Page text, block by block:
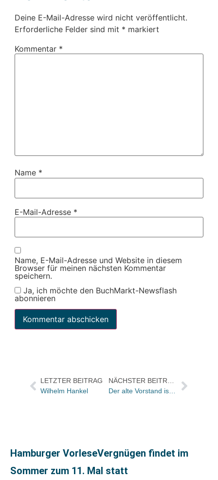
Deine E-Mail-Adresse wird nicht veröffentlicht.
Erforderliche Felder sind mit * markiert
Kommentar *
Name *
E-Mail-Adresse *
Name, E-Mail-Adresse und Website in diesem
Browser für meinen nächsten Kommentar
speichern.
Ja, ich möchte den BuchMarkt-Newsflash
abonnieren
LETZTER BEITRAG
Wilhelm Hankel
Hamburger VorleseVergnügen findet im
Sommer zum 11. Mal statt